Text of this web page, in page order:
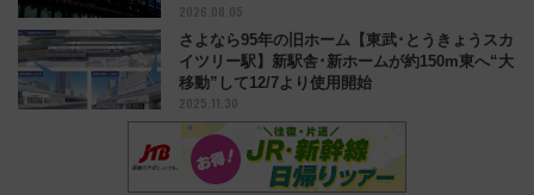
2026.08.05
さよなら95年の旧ホーム【東武･とうきょうスカ
イツリー駅】新駅舎･新ホームが約150m東へ“大
移動”して12/7より使用開始
2025.11.30